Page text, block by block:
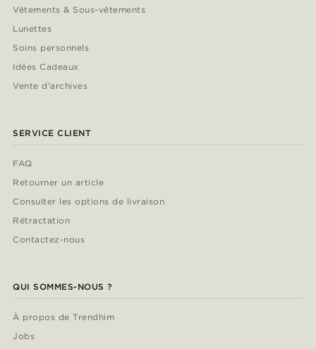
Vêtements & Sous-vêtements
Lunettes
Soins personnels
Idées Cadeaux
Vente d'archives
SERVICE CLIENT
FAQ
Retourner un article
Consulter les options de livraison
Rétractation
Contactez-nous
QUI SOMMES-NOUS ?
À propos de Trendhim
Jobs